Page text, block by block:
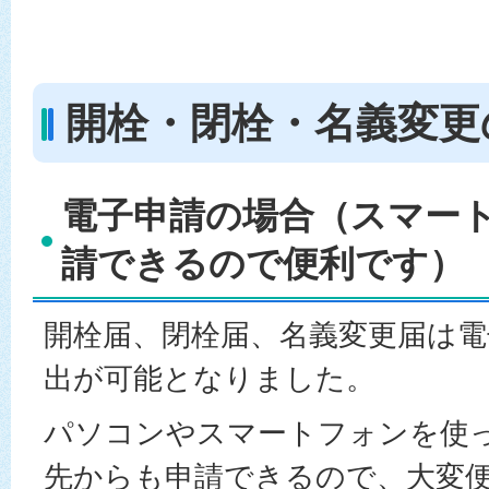
開栓・閉栓・名義変
電子申請の場合（スマー
請できるので便利です）
開栓届、閉栓届、名義変更届は
出が可能となりました。
パソコンやスマートフォンを使
先からも申請できるので、大変